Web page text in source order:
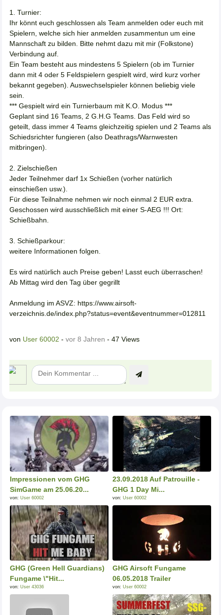
1. Turnier:
Ihr könnt euch geschlossen als Team anmelden oder euch mit
Spielern, welche sich hier anmelden zusammentun um eine
Mannschaft zu bilden. Bitte nehmt dazu mit mir (Folkstone)
Verbindung auf.
Ein Team besteht aus mindestens 5 Spielern (ob im Turnier
dann mit 4 oder 5 Feldspielern gespielt wird, wird kurz vorher
bekannt gegeben). Auswechselspieler können beliebig viele
sein.
*** Gespielt wird ein Turnierbaum mit K.O. Modus ***
Geplant sind 16 Teams, 2 G.H.G Teams. Das Feld wird so
geteilt, dass immer 4 Teams gleichzeitig spielen und 2 Teams als
Schiedsrichter fungieren (also Deathrags/Warnwesten
mitbringen).
2. Zielschießen
Jeder Teilnehmer darf 1x Schießen (vorher natürlich
einschießen usw.).
Für diese Teilnahme nehmen wir noch einmal 2 EUR extra.
Geschossen wird ausschließlich mit einer S-AEG !!! Ort:
Schießbahn.
3. Schießparkour:
weitere Informationen folgen.
Es wird natürlich auch Preise geben! Lasst euch überraschen!
Ab Mittag wird den Tag über gegrillt
Anmeldung im ASVZ: https://www.airsoft-
verzeichnis.de/index.php?status=event&eventnummer=012811
von User 60002 - vor 8 Jahren - 47 Views
Impressionen vom GHG
SimGame am 25.06.20...
von: User 60002
23.09.2018 Auf Patrouille -
GHG 1 Day Mi...
von: User 60002
GHG (Green Hell Guardians)
Fungame \"Hit...
von: User 43036
GHG Airsoft Fungame
06.05.2018 Trailer
von: User 60002